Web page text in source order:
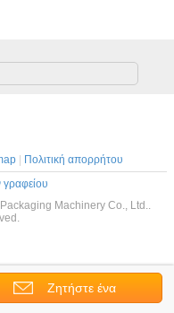
Ζητήστε ένα
Πολιτική απορρήτου
Machinery Co., Ltd..